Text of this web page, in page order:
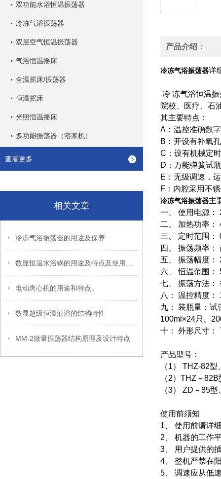
双功能水浴恒温振荡器
冷冻气浴振荡器
双层空气恒温振荡器
气浴恒温摇床
全温摇床/振荡器
恒温摇床
光照恒温摇床
多功能振荡器（溶浆机）
查看更多
相关文章
冷冻气浴振荡器的用途及保养
电动离心机的用途和特点。
数显超级恒温油浴的结构特性
MM-2微量振荡器结构原理及设计特点
产品介绍：
冷冻气浴振荡器详
冷 冻气浴恒温
院校、医疗、石
其主要特点：
A：温控准确数
B：开设有补氧
C：设有机械定
D：万能弹簧试
E：无级调速，
F：内腔采用不
冷冻气浴振荡器主
一、 使用电源：
二、 加热功率：
三、 定时范围：
四、 振荡频率
五、 振荡幅度：
六、 恒温范围
七、 振荡方法：
八： 温控精度
九： 装瓶量：试
100ml×24只、
十： 外形尺寸：
产品型号：
（1） THZ-82
（2）THZ－
（3） ZD－85
使用前须知
1、 使用前请详
2、 机器的工作
3、 用户提供的
4、 整机严禁在
5、 调速应从低